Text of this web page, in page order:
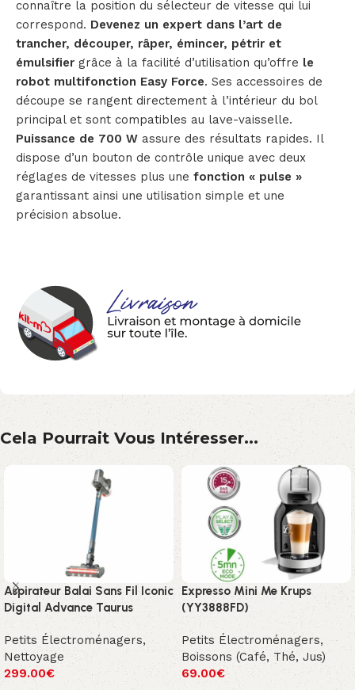
connaître la position du sélecteur de vitesse qui lui
correspond. Devenez un expert dans l’art de
trancher, découper, râper, émincer, pétrir et
émulsifier grâce à la facilité d’utilisation qu’offre le
robot multifonction Easy Force. Ses accessoires de
découpe se rangent directement à l’intérieur du bol
principal et sont compatibles au lave-vaisselle.
Puissance de 700 W assure des résultats rapides. Il
dispose d’un bouton de contrôle unique avec deux
réglages de vitesses plus une fonction « pulse »
garantissant ainsi une utilisation simple et une
précision absolue.
Cela Pourrait Vous Intéresser...
Aspirateur Balai Sans Fil Iconic
Digital Advance Taurus
Petits Électroménagers,
Nettoyage
299.00€
Expresso Mini Me Krups
(YY3888FD)
Petits Électroménagers,
Boissons (Café, Thé, Jus)
69.00€